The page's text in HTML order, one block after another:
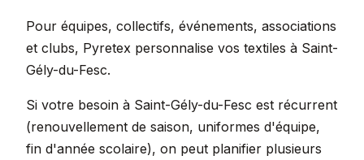
Pour équipes, collectifs, événements, associations
et clubs, Pyretex personnalise vos textiles à Saint-
Gély-du-Fesc.
Si votre besoin à Saint-Gély-du-Fesc est récurrent
(renouvellement de saison, uniformes d'équipe,
fin d'année scolaire), on peut planifier plusieurs